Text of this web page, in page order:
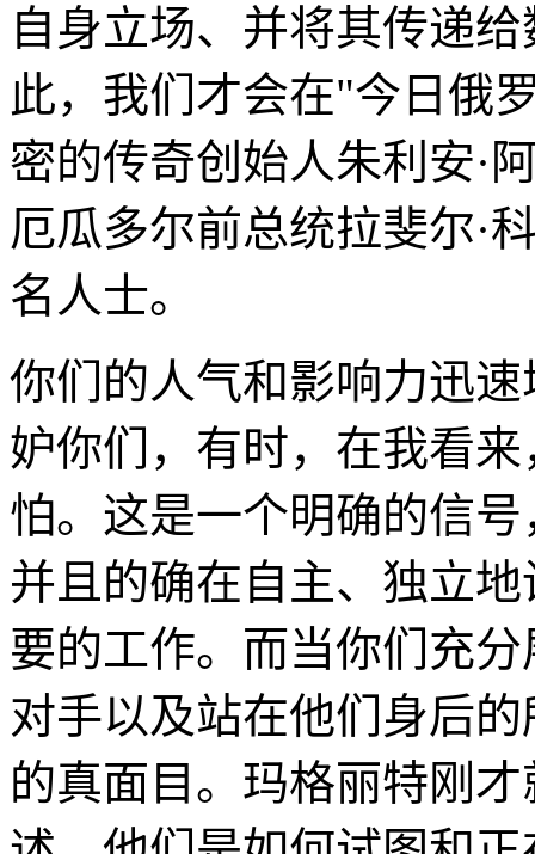
自身立场、并将其传递
此，我们才会在"今日俄
密的传奇创始人朱利安·
厄瓜多尔前总统拉斐尔·
名人士。
你们的人气和影响力迅
妒你们，有时，在我看
怕。这是一个明确的信
并且的确在自主、独立
要的工作。而当你们充
对手以及站在他们身后
的真面目。玛格丽特刚